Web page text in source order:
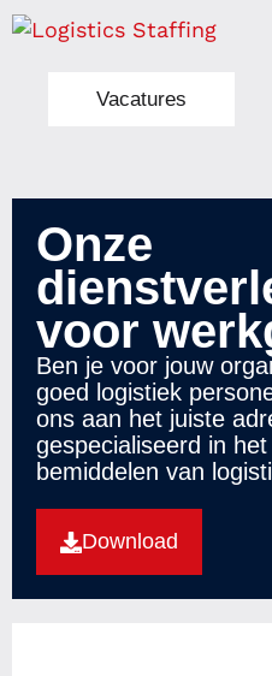
Vacatures
Onze
voor
Ben je voor jouw
goed logistiek
ons aan het juiste
gespecialiseerd in
bemiddelen van
Download